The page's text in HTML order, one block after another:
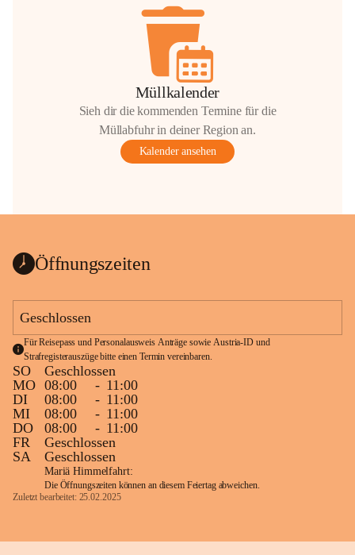
Müllkalender
Sieh dir die kommenden Termine für die
Müllabfuhr in deiner Region an.
Kalender ansehen
Öffnungszeiten
Geschlossen
Für Reisepass und Personalausweis Anträge sowie Austria-ID und
Strafregisterauszüge bitte einen Termin vereinbaren.
SO
Geschlossen
MO 08:00 - 11:00
DI
08:00 - 11:00
MI
08:00 - 11:00
DO
08:00 - 11:00
FR
Geschlossen
SA
Geschlossen
Mariä Himmelfahrt:
Die Öffnungszeiten können an diesem Feiertag abweichen.
Zuletzt bearbeitet: 25.02.2025